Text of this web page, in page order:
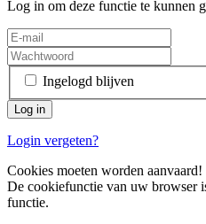
Log in om deze functie te kunnen
Ingelogd blijven
Login vergeten?
Cookies moeten worden aanvaard!
De cookiefunctie van uw browser
functie.